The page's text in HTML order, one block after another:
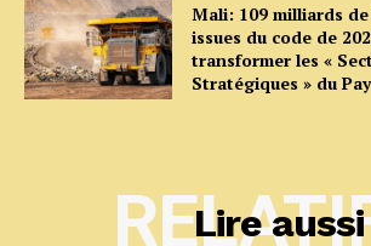
Mali: 109 milliards de
issues du code de
transformer les «
Stratégiques » du
Lire aussi